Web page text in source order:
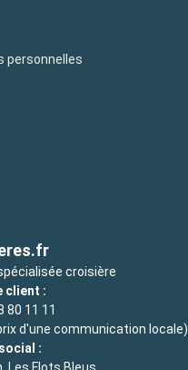
personnelles
croisière
client :
80 11 11
d'une communication locale)
: